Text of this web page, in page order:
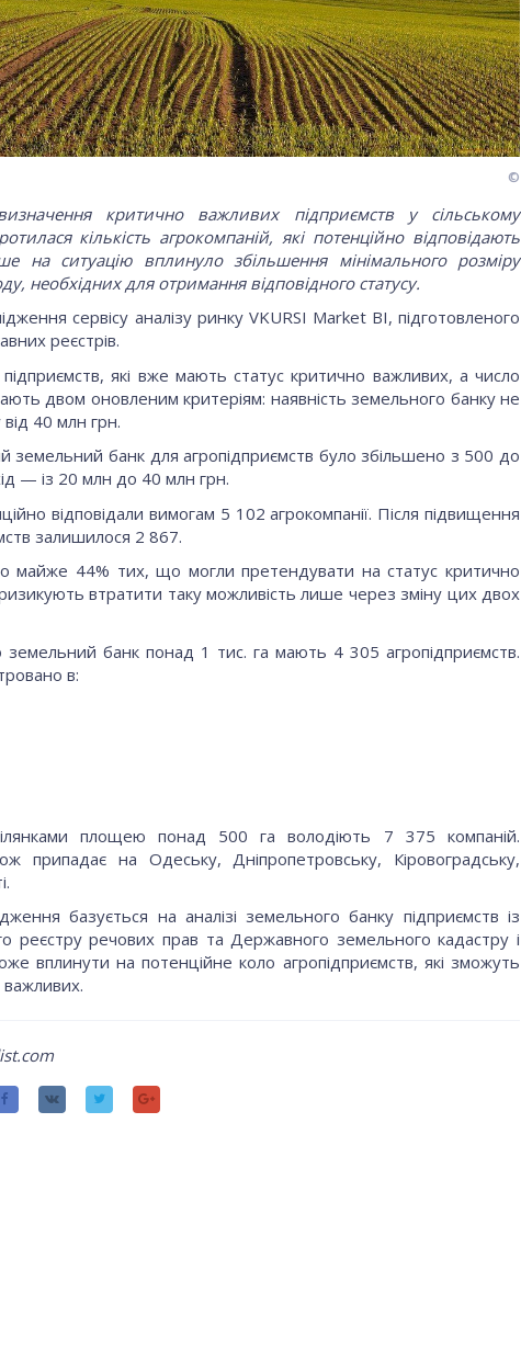
©
критично важливих підприємств у сільському
кількість агрокомпаній, які потенційно відповідають
на ситуацію вплинуло збільшення мінімального розміру
необхідних для отримання відповідного статусу.
сервісу аналізу ринку VKURSI Market BI, підготовленого
реєстрів.
підприємств, які вже мають статус критично важливих, а число
двом оновленим критеріям: наявність земельного банку не
40 млн грн.
земельний банк для агропідприємств було збільшено з 500 до
— із 20 млн до 40 млн грн.
відповідали вимогам 5 102 агрокомпанії. Після підвищення
залишилося 2 867.
майже 44% тих, що могли претендувати на статус критично
втратити таку можливість лише через зміну цих двох
банк понад 1 тис. га мають 4 305 агропідприємств.
в:
площею понад 500 га володіють 7 375 компаній.
припадає на Одеську, Дніпропетровську, Кіровоградську,
базується на аналізі земельного банку підприємств із
реєстру речових прав та Державного земельного кадастру і
вплинути на потенційне коло агропідприємств, які зможуть